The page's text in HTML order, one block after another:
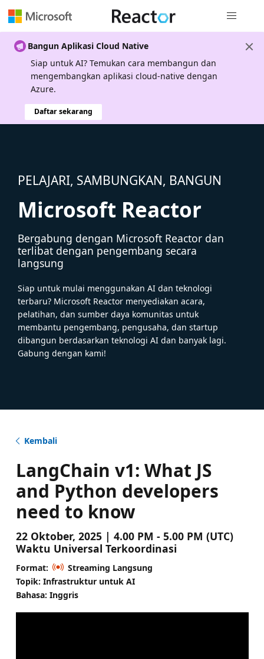
Bangun Aplikasi Cloud Native
Siap untuk AI? Temukan cara membangun dan
mengembangkan aplikasi cloud-native dengan
Azure.
Daftar sekarang
PELAJARI, SAMBUNGKAN, BANGUN
Microsoft Reactor
Bergabung dengan Microsoft Reactor dan
terlibat dengan pengembang secara
langsung
Siap untuk mulai menggunakan AI dan teknologi
terbaru? Microsoft Reactor menyediakan acara,
pelatihan, dan sumber daya komunitas untuk
membantu pengembang, pengusaha, dan startup
dibangun berdasarkan teknologi AI dan banyak lagi.
Gabung dengan kami!
Kembali
LangChain v1: What JS
and Python developers
need to know
22 Oktober, 2025 | 4.00 PM - 5.00 PM (UTC)
Waktu Universal Terkoordinasi
Format:
Streaming Langsung
Topik: Infrastruktur untuk AI
Bahasa: Inggris